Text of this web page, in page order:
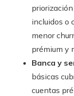
incluidos o
menor
prémium y
Banca y
básicas
cuentas